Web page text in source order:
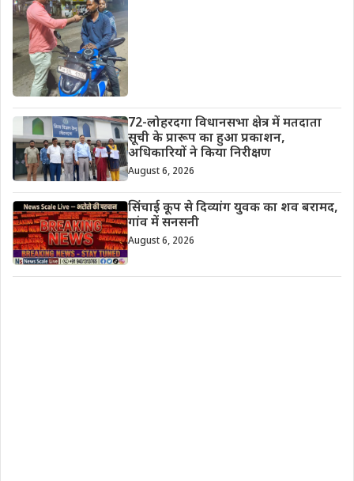
72-लोहरदगा विधानसभा क्षेत्र में मतदाता
सूची के प्रारूप का हुआ प्रकाशन,
अधिकारियों ने किया निरीक्षण
August 6, 2026
सिंचाई कूप से दिव्यांग युवक का शव बरामद,
गांव में सनसनी
August 6, 2026